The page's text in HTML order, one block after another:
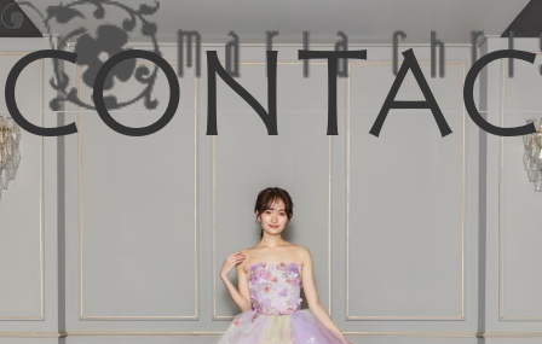
イリス
お